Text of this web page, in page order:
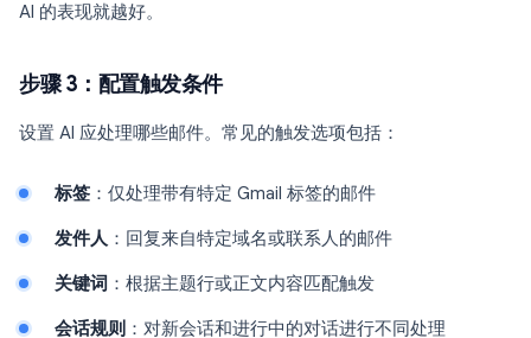
AI 的表现就越好。
步骤 3：配置触发条件
设置 AI 应处理哪些邮件。常见的触发选项包括：
标签 ：仅处理带有特定 Gmail 标签的邮件
发件人 ：回复来自特定域名或联系人的邮件
关键词 ：根据主题行或正文内容匹配触发
会话规则 ：对新会话和进行中的对话进行不同处理